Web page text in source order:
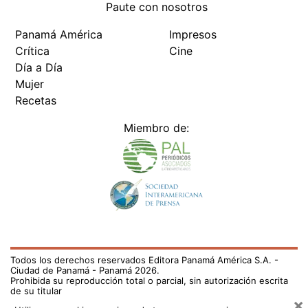
Paute con nosotros
Panamá América
Crítica
Día a Día
Mujer
Recetas
Impresos
Cine
Miembro de:
Todos los derechos reservados Editora Panamá América S.A. -
Ciudad de Panamá - Panamá 2026.
Prohibida su reproducción total o parcial, sin autorización escrita
de su titular